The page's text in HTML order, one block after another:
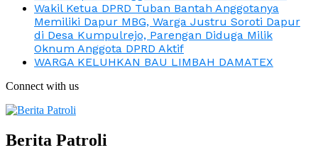
Wakil Ketua DPRD Tuban Bantah Anggotanya
Memiliki Dapur MBG, Warga Justru Soroti Dapur
di Desa Kumpulrejo, Parengan Diduga Milik
Oknum Anggota DPRD Aktif
WARGA KELUHKAN BAU LIMBAH DAMATEX
Connect with us
Berita Patroli